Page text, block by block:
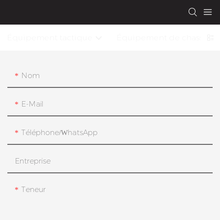
Nom
E-Mail
Téléphone/WhatsApp
Entreprise
Teneur